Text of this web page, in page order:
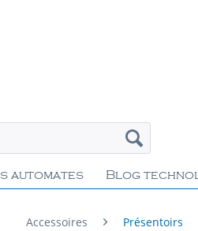
automates Blog
Accessoires Présentoirs